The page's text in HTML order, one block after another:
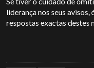
liderança nos seus
respostas exactas destes